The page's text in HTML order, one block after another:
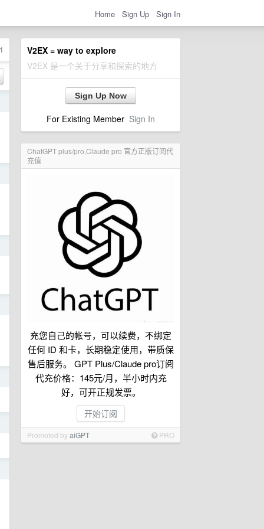
Home Sign Up Sign In
V2EX = way to explore
V2EX 是一个关于分享和探索的地方
Sign Up Now
For Existing Member Sign In
ChatGPT plus/pro,Claude pro 官方正版订阅代
充值
充您自己的帐号，可以续费，不绑定
任何 ID 和卡，长期稳定使用，带质保
售后服务。 GPT Plus/Claude pro订阅
代充价格：145元/月，半小时内充
好，可开正规发票。
开始订阅
Promoted byaiGPT PRO